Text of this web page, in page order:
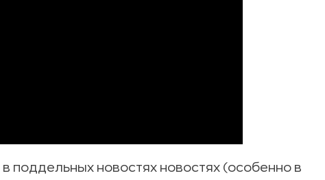
в поддельных новостях новостях (особенно в